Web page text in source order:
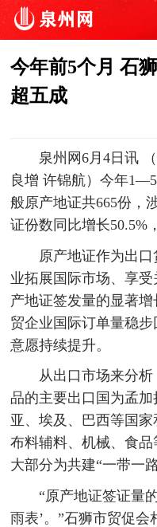
今年前5个月 石
超五成
泉州网6月4日讯
良增 许锦航）今年
般原产地证共665份，
证份数同比增长50.5%
原产地证作为出
业拓展国际市场、享
产地证签发量的显著
贸企业国际订单量稳
意愿持续提升。
从出口市场来分
品的主要出口国为孟
亚、埃及、巴西等国家
布料辅料、机械、食品
大部分为共建“一带一
“原产地证签证量
雨表’。”石狮市贸促会